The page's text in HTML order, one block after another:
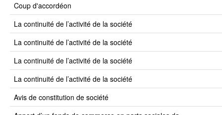
coup d'accordéon
la continuité de l’activité de la société
la continuité de l’activité de la société
la continuité de l’activité de la société
la continuité de l’activité de la société
avis de constitution de société